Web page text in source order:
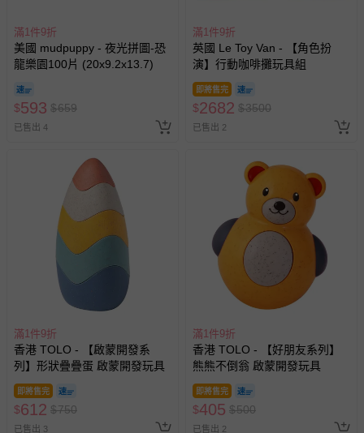
滿1件9折
美國 mudpuppy - 夜光拼圖-恐
龍樂園100片 (20x9.2x13.7)
$593 $659
已售出 4
滿1件9折
英國 Le Toy Van - 【角色扮
演】行動咖啡攤玩具組
即將售完
$2682 $3500
已售出 2
滿1件9折
香港 TOLO - 【啟蒙開發系
列】形狀疊疊蛋 啟蒙開發玩具
即將售完
$612 $750
已售出 3
滿1件9折
香港 TOLO - 【好朋友系列】
熊熊不倒翁 啟蒙開發玩具
即將售完
$405 $500
已售出 2